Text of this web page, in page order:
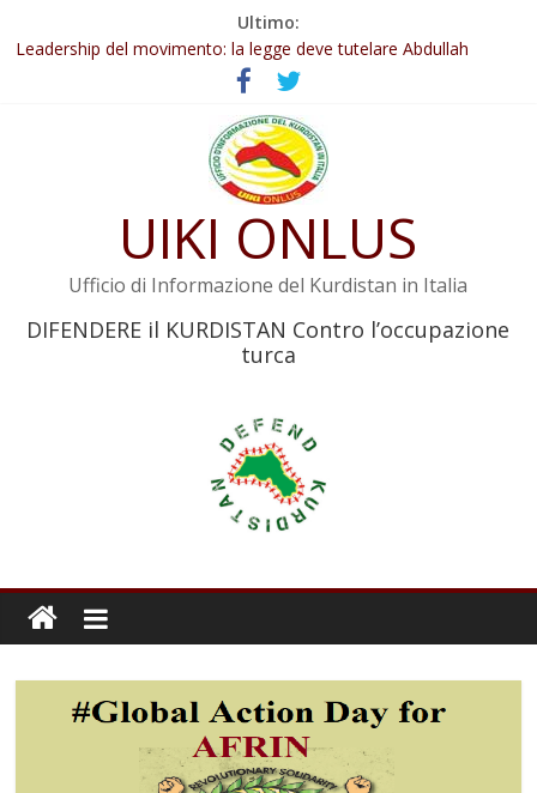
Ultimo:
Abdullah Öcalan: Le legge negativa deve essere trasformata in
legge positiva
Leadership del movimento: la legge deve tutelare Abdullah
Commissione donne del KNK: Şengal è di nuovo sotto minaccia
Non tenere conto della situazione di Rêber Apo ostacolerebbe
Il KNK chiede un’azione internazionale contro i crimini di guerra
UIKI ONLUS
Ufficio di Informazione del Kurdistan in Italia
DIFENDERE il KURDISTAN Contro l’occupazione
turca